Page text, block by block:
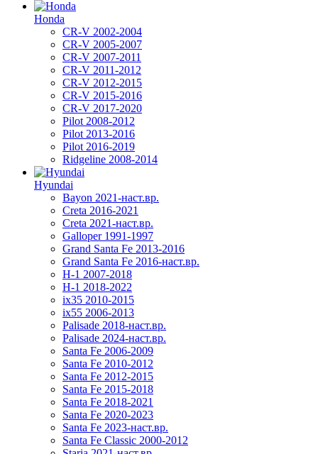
Honda
CR-V 2002-2004
CR-V 2005-2007
CR-V 2007-2011
CR-V 2011-2012
CR-V 2012-2015
CR-V 2015-2016
CR-V 2017-2020
Pilot 2008-2012
Pilot 2013-2016
Pilot 2016-2019
Ridgeline 2008-2014
Hyundai
Bayon 2021-наст.вр.
Creta 2016-2021
Creta 2021-наст.вр.
Galloper 1991-1997
Grand Santa Fe 2013-2016
Grand Santa Fe 2016-наст.вр.
H-1 2007-2018
H-1 2018-2022
ix35 2010-2015
ix55 2006-2013
Palisade 2018-наст.вр.
Palisade 2024-наст.вр.
Santa Fe 2006-2009
Santa Fe 2010-2012
Santa Fe 2012-2015
Santa Fe 2015-2018
Santa Fe 2018-2021
Santa Fe 2020-2023
Santa Fe 2023-наст.вр.
Santa Fe Classic 2000-2012